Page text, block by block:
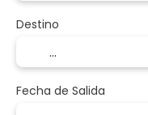
Destino
Fecha de Salida